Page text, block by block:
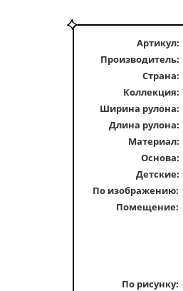
Артикул:
Производитель:
Страна:
Коллекция:
Ширина рулона:
Длина рулона:
Материал:
Основа:
Детские:
По изображению
Помещение
По рисунку